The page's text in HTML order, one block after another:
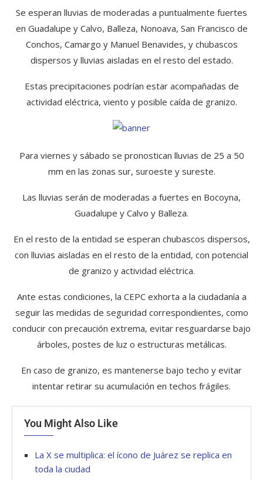
Se esperan lluvias de moderadas a puntualmente fuertes
en Guadalupe y Calvo, Balleza, Nonoava, San Francisco de
Conchos, Camargo y Manuel Benavides, y chubascos
dispersos y lluvias aisladas en el resto del estado.
Estas precipitaciones podrían estar acompañadas de
actividad eléctrica, viento y posible caída de granizo.
Para viernes y sábado se pronostican lluvias de 25 a 50
mm en las zonas sur, suroeste y sureste.
Las lluvias serán de moderadas a fuertes en Bocoyna,
Guadalupe y Calvo y Balleza.
En el resto de la entidad se esperan chubascos dispersos,
con lluvias aisladas en el resto de la entidad, con potencial
de granizo y actividad eléctrica.
Ante estas condiciones, la CEPC exhorta a la ciudadanía a
seguir las medidas de seguridad correspondientes, como
conducir con precaución extrema, evitar resguardarse bajo
árboles, postes de luz o estructuras metálicas.
En caso de granizo, es mantenerse bajo techo y evitar
intentar retirar su acumulación en techos frágiles.
You Might Also Like
La X se multiplica: el ícono de Juárez se replica en
toda la ciudad